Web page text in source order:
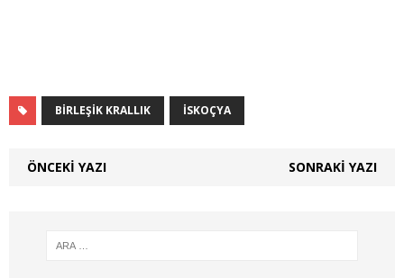
BIRLEŞIK KRALLIK İSKOÇYA
ÖNCEKI YAZI SONRAKI YAZI